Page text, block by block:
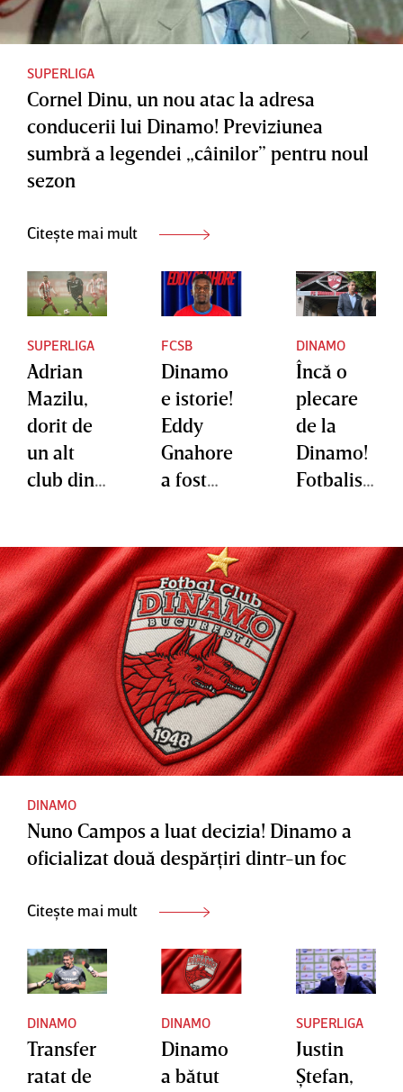
SUPERLIGA
Cornel Dinu, un nou atac la adresa
conducerii lui Dinamo! Previziunea
sumbră a legendei „câinilor” pentru noul
sezon
Citește mai mult
SUPERLIGA
Adrian
Mazilu,
dorit de
un alt
club din
putea da
o mână
de
ajutor”
FCSB
Dinamo
e istorie!
Eddy
Gnahore
a fost
FCSB
DINAMO
Încă o
plecare
de la
Dinamo!
Fotbalist
fost
împrumu
tat la un
alt club
din
România
DINAMO
Nuno Campos a luat decizia! Dinamo a
oficializat două despărţiri dintr-un foc
Citește mai mult
DINAMO
Transfer
ratat de
DINAMO
Dinamo
a bătut
SUPERLIGA
Justin
Ştefan,